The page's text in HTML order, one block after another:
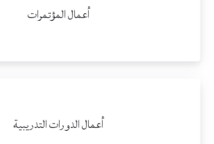
أعمال المؤتمرات
أعمال الدورات التدريبية